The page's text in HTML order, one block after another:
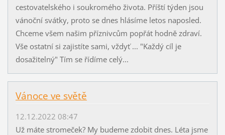
cestovatelského i soukromého života. Příští týden jsou
vánoční svátky, proto se dnes hlásíme letos naposled.
Chceme všem našim příznivcům popřát hodně zdraví.
Vše ostatní si zajistíte sami, vždyť ... "Každý cíl je
dosažitelný" Tím se řídíme celý...
Vánoce ve světě
12.12.2022 08:47
Už máte stromeček? My budeme zdobit dnes. Léta jsme